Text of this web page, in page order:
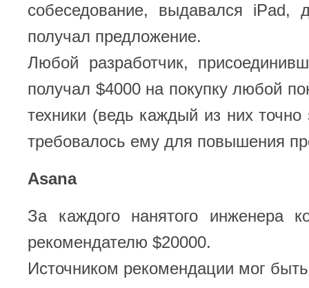
собеседование, выдавался iPad,
получал предложение.
Любой разработчик,
получал $4000 на покупку любой
техники (ведь каждый из них
требовалось ему для повышения
Asana
За каждого нанятого инженера
рекомендателю $20000.
Источником рекомендации мог быть